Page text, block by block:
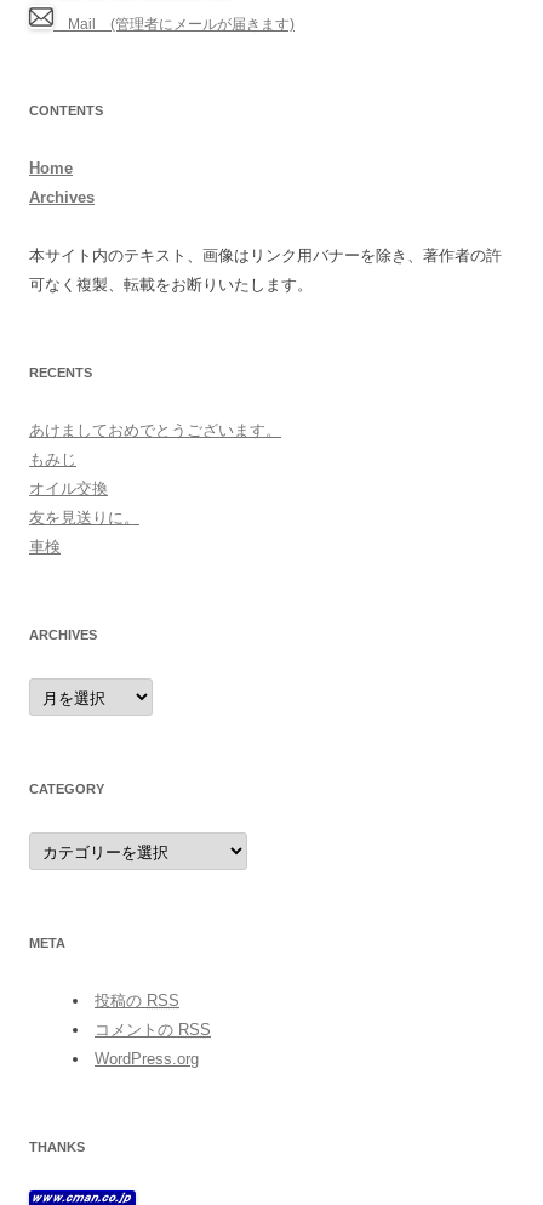
Mail (管理者にメールが届きます)
CONTENTS
Home
Archives
本サイト内のテキスト、画像はリンク用バナーを除き、著作者の許
可なく複製、転載をお断りいたします。
RECENTS
あけましておめでとうございます。
もみじ
オイル交換
友を見送りに。
車検
ARCHIVES
archives
CATEGORY
category
META
投稿の RSS
コメントの RSS
WordPress.org
THANKS